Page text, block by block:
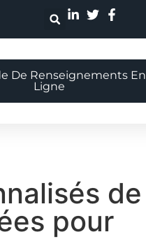
De Renseignements En
Ligne
de
pour